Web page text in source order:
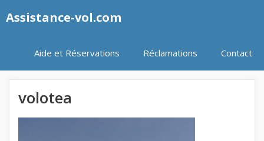
auAssistance-vol.com
Aide et Réservations Réclamations Contact
volotea